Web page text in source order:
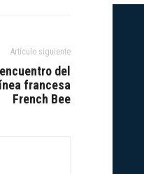
Artículo siguiente
del
francesa
French Bee